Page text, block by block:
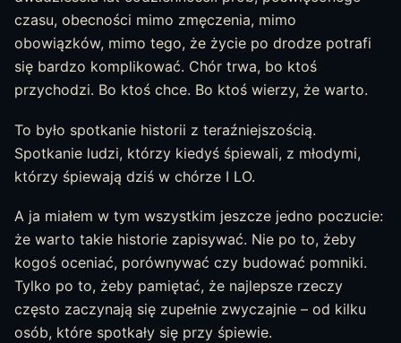
czasu, obecności mimo zmęczenia, mimo
obowiązków, mimo tego, że życie po drodze potrafi
się bardzo komplikować. Chór trwa, bo ktoś
przychodzi. Bo ktoś chce. Bo ktoś wierzy, że warto.
To było spotkanie historii z teraźniejszością.
Spotkanie ludzi, którzy kiedyś śpiewali, z młodymi,
którzy śpiewają dziś w chórze I LO.
A ja miałem w tym wszystkim jeszcze jedno poczucie:
że warto takie historie zapisywać. Nie po to, żeby
kogoś oceniać, porównywać czy budować pomniki.
Tylko po to, żeby pamiętać, że najlepsze rzeczy
często zaczynają się zupełnie zwyczajnie – od kilku
osób, które spotkały się przy śpiewie.